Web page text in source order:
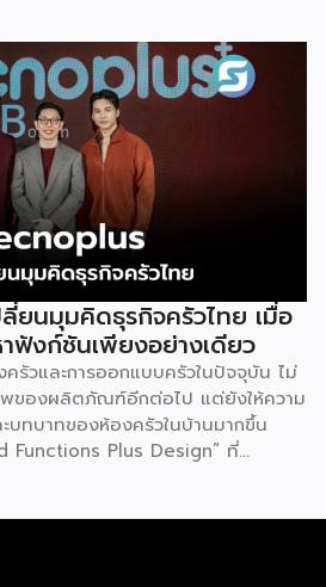
ยบในการแข่งขัน Cross Border E-
ติดอาวุธ SMEs ไทย สู่ผู้บริโภค
ทรนด์ และโอกาสใหม่สำหรับเจ้าของ
ผู้ที่กำลังวางแผนขยายตลาด
– 12.15 น.
Franchise […]
ยนมุมคิดธุรกิจครัวไทย เมื่อ
ฟังก์ชันเพียงอย่างเดียว
ครัวและการออกแบบครัวในปัจจุบัน ไม่
พของผลิตภัณฑ์อีกต่อไป แต่ยังให้ความ
ทบาทของห้องครัวในบ้านมากขึ้น
Functions Plus Design” ที่